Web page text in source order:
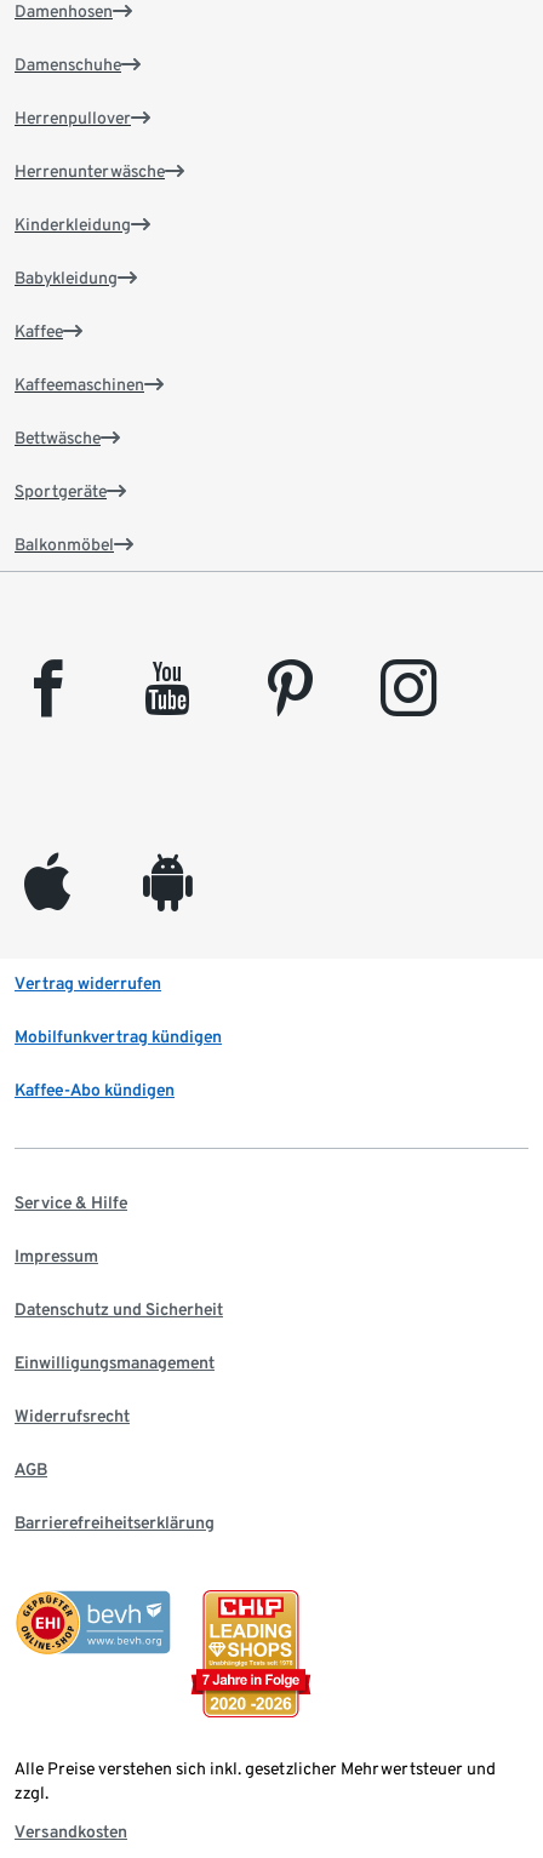
Damenhosen
Damenschuhe
Herrenpullover
Herrenunterwäsche
Kinderkleidung
Babykleidung
Kaffee
Kaffeemaschinen
Bettwäsche
Sportgeräte
Balkonmöbel
facebook youtube pinterest instagram
appleinc android
Vertrag widerrufen
Mobilfunkvertrag kündigen
Kaffee-Abo kündigen
Service & Hilfe
Impressum
Datenschutz und Sicherheit
Einwilligungsmanagement
Widerrufsrecht
AGB
Barrierefreiheitserklärung
Alle Preise verstehen sich inkl. gesetzlicher Mehrwertsteuer und
zzgl.
Versandkosten